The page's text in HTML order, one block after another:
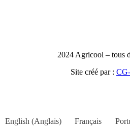
2024 Agricool – tous
Site créé par :
English(Anglais) Français